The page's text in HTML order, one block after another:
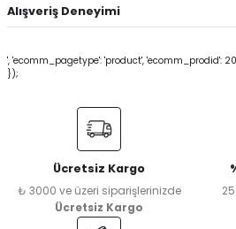
Alışveriş Deneyimi
', 'ecomm_pagetype': 'product', 'ecomm_prodid':
});
Ücretsiz Kargo
₺ 3000 ve üzeri siparişlerinizde
Ücretsiz Kargo